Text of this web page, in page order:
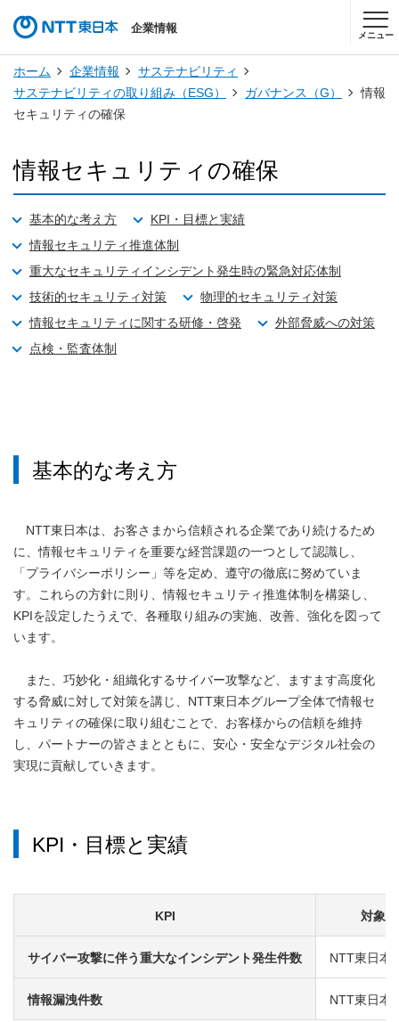
企業情報
メニュー
ホーム 企業情報
サステナビリティ
サステナビリティの取り組み（ESG）
ガバナンス（G）
情報
セキュリティの確保
情報セキュリティの確保
基本的な考え方
KPI・目標と実績
情報セキュリティ推進体制
重大なセキュリティインシデント発生時の緊急対応体制
技術的セキュリティ対策
物理的セキュリティ対策
情報セキュリティに関する研修・啓発
外部脅威への対策
点検・監査体制
基本的な考え方
NTT東日本は、お客さまから信頼される企業であり続けるため
に、情報セキュリティを重要な経営課題の一つとして認識し、
「プライバシーポリシー」等を定め、遵守の徹底に努めていま
す。これらの方針に則り、情報セキュリティ推進体制を構築し、
KPIを設定したうえで、各種取り組みの実施、改善、強化を図って
います。
また、巧妙化・組織化するサイバー攻撃など、ますます高度化
する脅威に対して対策を講じ、NTT東日本グループ全体で情報セ
キュリティの確保に取り組むことで、お客様からの信頼を維持
し、パートナーの皆さまとともに、安心・安全なデジタル社会の
実現に貢献していきます。
KPI・目標と実績
KPI 対象
サイバー攻撃に伴う重大なインシデント発生件数 NTT東日本
情報漏洩件数 NTT東日本